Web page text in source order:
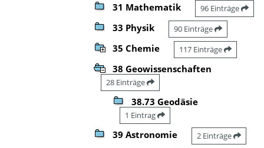
31 Mathematik 96 Einträge
33 Physik 90 Einträge
35 Chemie 117 Einträge
38 Geowissenschaften
28 Einträge
38.73 Geodäsie
1 Eintrag
39 Astronomie 2 Einträge